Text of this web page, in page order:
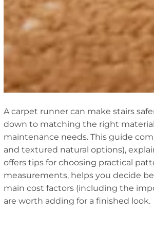
A carpet runner can make stairs
down to matching the right
maintenance needs. This guide
and textured natural options),
offers tips for choosing practical
measurements, helps you decide
main cost factors (including the
are worth adding for a finished look.